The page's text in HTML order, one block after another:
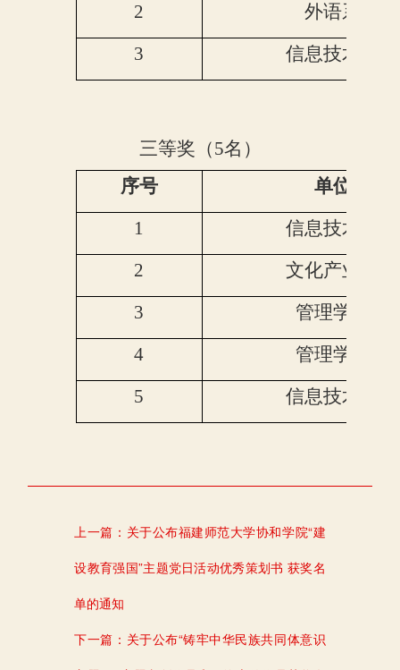
2
外语系
3
信息技术系
三等奖（5名）
序号
单位
1
信息技术系
2
文化产业系
3
管理学系
4
管理学系
5
信息技术系
上一篇： 关于公布福建师范大学协和学院“建
设教育强国”主题党日活动优秀策划书 获奖名
单的通知
下一篇： 关于公布“铸牢中华民族共同体意识